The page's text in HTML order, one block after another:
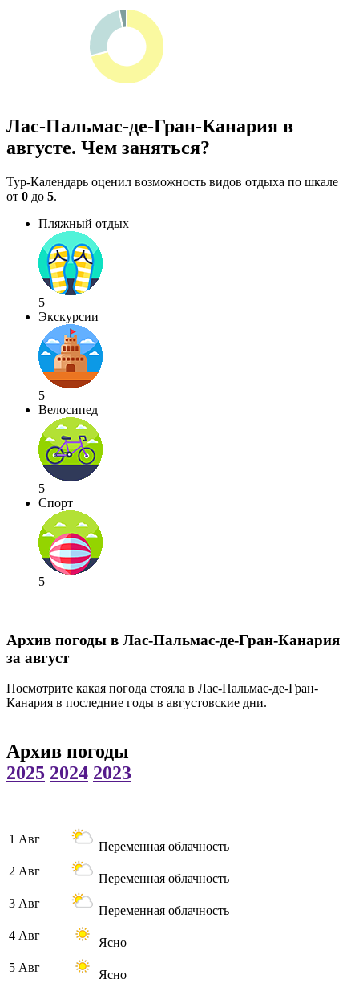
Лас-Пальмас-де-Гран-Канария в
августе. Чем заняться?
Тур-Календарь оценил возможность видов отдыха по шкале
от 0 до 5.
Пляжный отдых
5
Экскурсии
5
Велосипед
5
Спорт
5
Архив погоды в Лас-Пальмас-де-Гран-Канария
за август
Посмотрите какая погода стояла в Лас-Пальмас-де-Гран-
Канария в последние годы в августовские дни.
Архив погоды
2025 2024 2023
1 Авг
Переменная облачность
2 Авг
Переменная облачность
3 Авг
Переменная облачность
4 Авг
Ясно
5 Авг
Ясно